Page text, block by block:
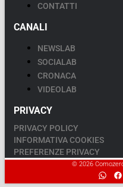
CONTATTI
CANALI
NEWSLAB
SOCIALAB
CRONACA
VIDEOLAB
PRIVACY
PRIVACY POLICY
INFORMATIVA COOKIES
PREFERENZE PRIVACY
© 2026